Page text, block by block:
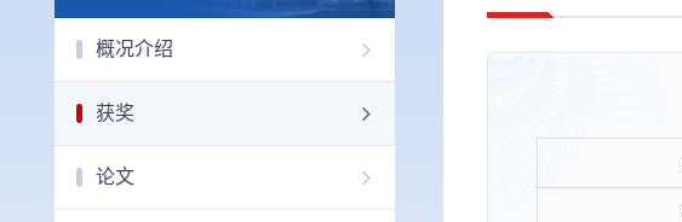
概况介绍
获奖
论文